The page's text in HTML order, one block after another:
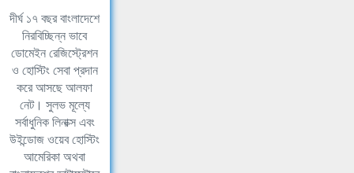
দীর্ঘ ১৭ বছর বাংলাদেশে
নিরবিচ্ছিন্ন ভাবে
ডোমেইন রেজিস্ট্রেশন
ও হোস্টিং সেবা প্রদান
করে আসছে আলফা
নেট। সুলভ মূল্যে
সর্বাধুনিক লিনাক্স এবং
উইন্ডোজ ওয়েব হোস্টিং
আমেরিকা অথবা